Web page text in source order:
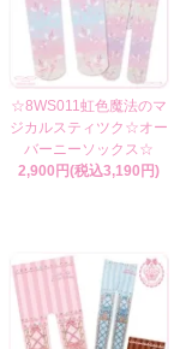
☆8WS011虹色魔法のマ
ジカルスティツク☆オー
バーニーソックス☆
2,900円(税込3,190円)